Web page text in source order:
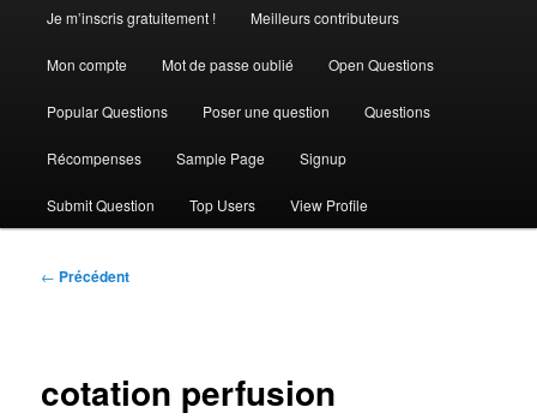
Je m’inscris gratuitement ! Meilleurs contributeurs
Mon compte Mot de passe oublié Open Questions
Popular Questions Poser une question Questions
Récompenses Sample Page Signup
Submit Question Top Users View Profile
Navigation
← Précédent
cotation perfusion